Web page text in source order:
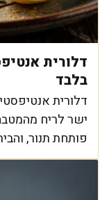
בלבד
דלורית
ישר לריח
פותחת תנור,